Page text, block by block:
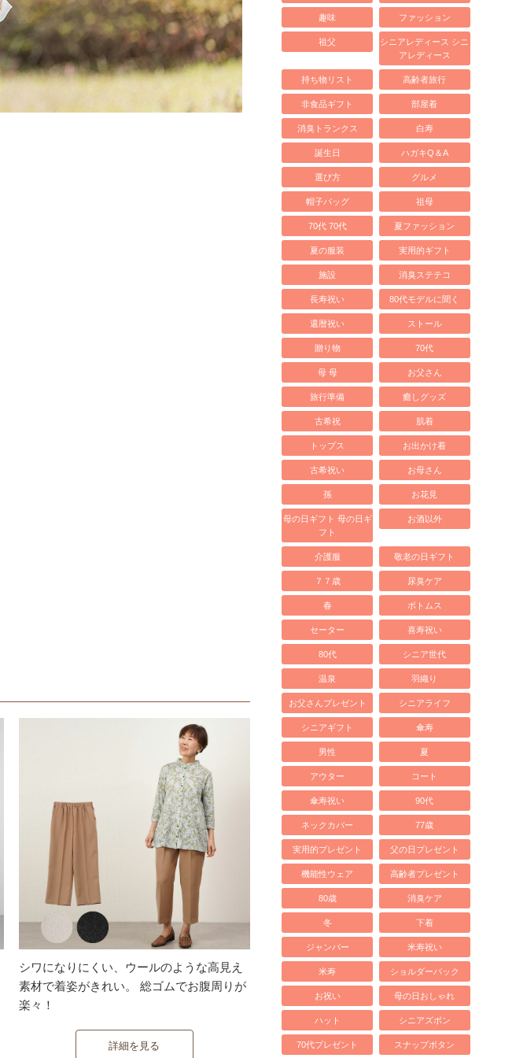
シワになりにくい、ウールのような高見え
素材で着姿がきれい。 総ゴムでお腹周りが
楽々！
詳細を見る
趣味 ファッション
祖父
シニアレディース シニ
アレディース
持ち物リスト 高齢者旅行
非食品ギフト 部屋着
消臭トランクス 白寿
誕生日 ハガキQ＆A
選び方 グルメ
帽子バッグ 祖母
70代 70代 夏ファッション
夏の服装 実用的ギフト
施設 消臭ステテコ
長寿祝い 80代モデルに聞く
還暦祝い ストール
贈り物 70代
母 母 お父さん
旅行準備 癒しグッズ
古希祝 肌着
トップス お出かけ着
古希祝い お母さん
孫 お花見
母の日ギフト 母の日ギ
フト
お酒以外
介護服 敬老の日ギフト
７７歳 尿臭ケア
春 ボトムス
セーター 喜寿祝い
80代 シニア世代
温泉 羽織り
お父さんプレゼント シニアライフ
シニアギフト 傘寿
男性 夏
アウター コート
傘寿祝い 90代
ネックカバー 77歳
実用的プレゼント 父の日プレゼント
機能性ウェア 高齢者プレゼント
80歳 消臭ケア
冬 下着
ジャンパー 米寿祝い
米寿 ショルダーバック
お祝い 母の日おしゃれ
ハット シニアズボン
70代プレゼント スナップボタン